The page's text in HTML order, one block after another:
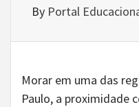
By Portal
Morar em uma das
Paulo, a proximidade